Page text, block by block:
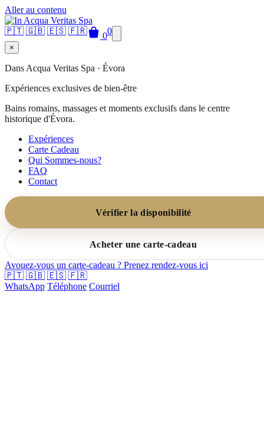
Aller au contenu
🇵🇹 🇬🇧 🇪🇸 🇫🇷 00
×
Dans Acqua Veritas Spa · Évora
Expériences exclusives de bien-être
Bains romains, massages et moments exclusifs dans le centre
historique d'Évora.
Expériences
Carte Cadeau
Qui Sommes-nous?
FAQ
Contact
Vérifier la disponibilité
Acheter une carte-cadeau
Avouez-vous un carte-cadeau ? Prenez rendez-vous ici
🇵🇹 🇬🇧 🇪🇸 🇫🇷
WhatsApp Téléphone Courriel